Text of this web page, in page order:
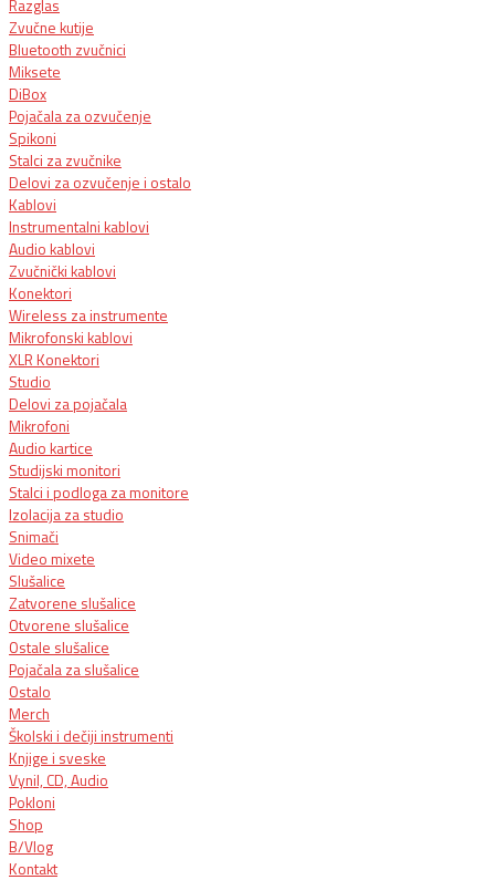
Razglas
Zvučne kutije
Bluetooth zvučnici
Miksete
DiBox
Pojačala za ozvučenje
Spikoni
Stalci za zvučnike
Delovi za ozvučenje i ostalo
Kablovi
Instrumentalni kablovi
Audio kablovi
Zvučnički kablovi
Konektori
Wireless za instrumente
Mikrofonski kablovi
XLR Konektori
Studio
Delovi za pojačala
Mikrofoni
Audio kartice
Studijski monitori
Stalci i podloga za monitore
Izolacija za studio
Snimači
Video mixete
Slušalice
Zatvorene slušalice
Otvorene slušalice
Ostale slušalice
Pojačala za slušalice
Ostalo
Merch
Školski i dečiji instrumenti
Knjige i sveske
Vynil, CD, Audio
Pokloni
Shop
B/Vlog
Kontakt